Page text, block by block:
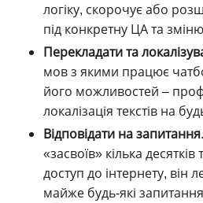
логіку, скорочує або
під конкретну ЦА та
Перекладати та
мов з якими працює
його можливостей –
локалізація текстів на
Відповідати на запитання
«засвоїв» кілька
доступ до інтернету, він
майже будь-які